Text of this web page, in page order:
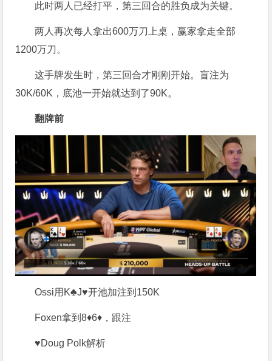
此时两人已经打平，第三回合的胜负成为关键。
两人再次每人拿出600万刀上桌，赢家拿走全部
1200万刀。
这手牌发生时，第三回合才刚刚开始。盲注为
30K/60K，底池一开始就达到了90K。
翻牌前
Ossi用K♣J♥开池加注到150K
Foxen拿到8♦6♦，跟注
♥Doug Polk解析